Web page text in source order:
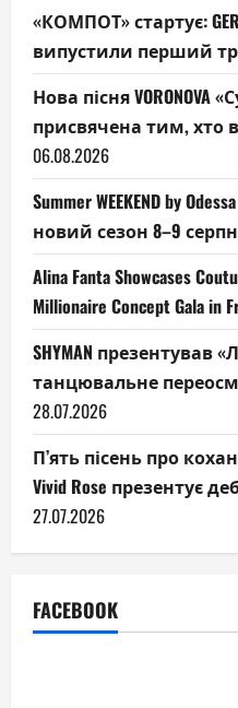
«КОМПОТ» стартує:
випустили перший
Нова пісня
присвячена тим, хто
06.08.2026
Summer WEEKEND by
новий сезон 8–9
Alina Fanta Showcases
Millionaire Concept Gala in
SHYMAN презентував
танцювальне
28.07.2026
П’ять пісень про
Vivid Rose презентує
27.07.2026
FACEBOOK